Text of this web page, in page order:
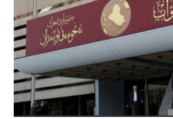
المنح المالية
قطع الاراضي
اخبار العراق
الاخبار السياسية